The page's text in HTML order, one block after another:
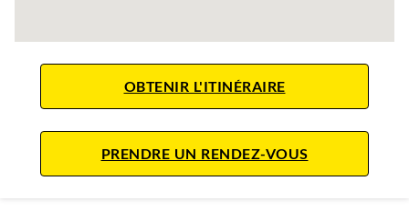
OBTENIR L'ITINÉRAIRELINK OPENS IN
PRENDRE UN RENDEZ-VOUSLINK OPENS